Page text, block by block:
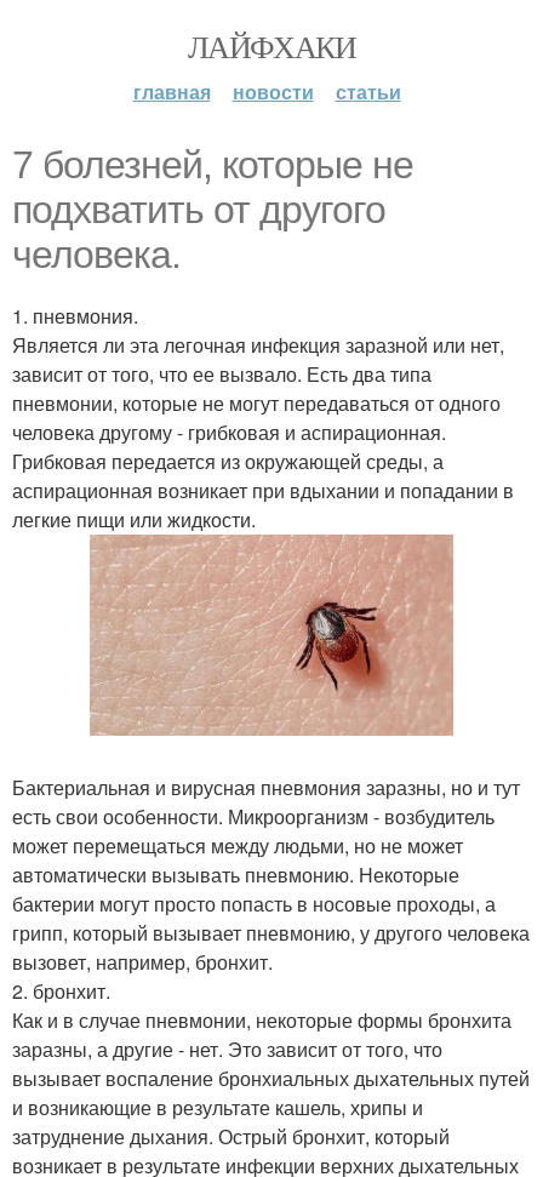
ЛАЙФХАКИ
главная новости статьи
7 болезней, которые не
подхватить от другого
человека.
1. пневмония.
Является ли эта легочная инфекция заразной или нет,
зависит от того, что ее вызвало. Есть два типа
пневмонии, которые не могут передаваться от одного
человека другому - грибковая и аспирационная.
Грибковая передается из окружающей среды, а
аспирационная возникает при вдыхании и попадании в
легкие пищи или жидкости.
Бактериальная и вирусная пневмония заразны, но и тут
есть свои особенности. Микроорганизм - возбудитель
может перемещаться между людьми, но не может
автоматически вызывать пневмонию. Некоторые
бактерии могут просто попасть в носовые проходы, а
грипп, который вызывает пневмонию, у другого человека
вызовет, например, бронхит.
2. бронхит.
Как и в случае пневмонии, некоторые формы бронхита
заразны, а другие - нет. Это зависит от того, что
вызывает воспаление бронхиальных дыхательных путей
и возникающие в результате кашель, хрипы и
затруднение дыхания. Острый бронхит, который
возникает в результате инфекции верхних дыхательных